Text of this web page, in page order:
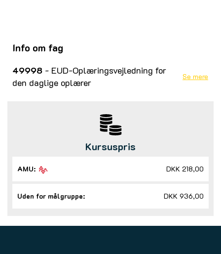
Info om fag
49998 - EUD-Oplæringsvejledning for
den daglige oplærer
Se mere
Kursuspris
AMU: DKK 218,00
Uden for målgruppe: DKK 936,00